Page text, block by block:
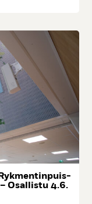
Osal­lis­tu 4.6.